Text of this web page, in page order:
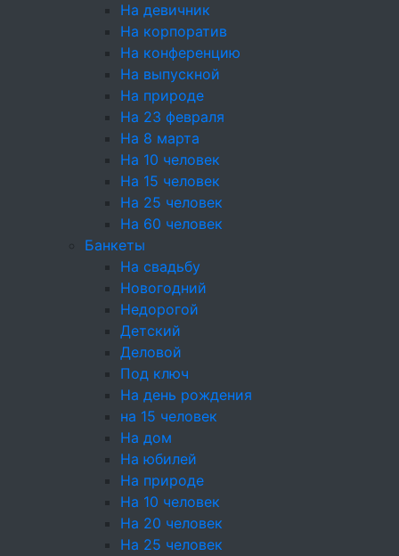
На девичник
На корпоратив
На конференцию
На выпускной
На природе
На 23 февраля
На 8 марта
На 10 человек
На 15 человек
На 25 человек
На 60 человек
Банкеты
На свадьбу
Новогодний
Недорогой
Детский
Деловой
Под ключ
На день рождения
на 15 человек
На дом
На юбилей
На природе
На 10 человек
На 20 человек
На 25 человек
Ритуальный кейтеринг
Услуги и предоплата
Конфеты ручной работы в подарок при заказе
от 10000₽
Ростбиф и свежая
зелень гороха на
хлебце с крем-
чизом